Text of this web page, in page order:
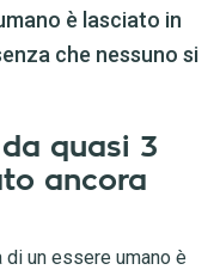
è lasciato in
che nessuno si
quasi 3
ancora
un essere umano è